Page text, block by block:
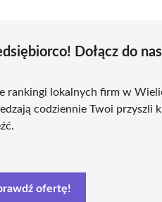
Dołącz do
rankingi lokalnych firm w
codziennie Twoi przyszli
ofertę!